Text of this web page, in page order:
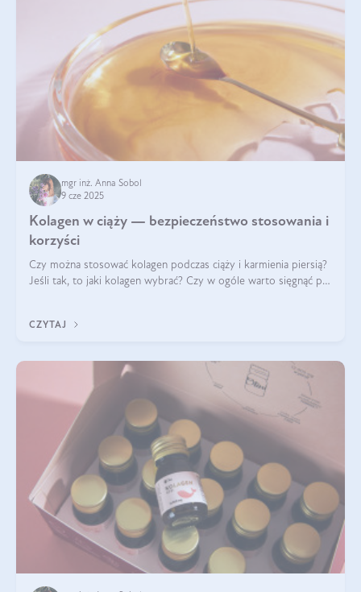
mgr inż. Anna Sobol
9 cze 2025
Kolagen w ciąży — bezpieczeństwo stosowania i
korzyści
Czy można stosować kolagen podczas ciąży i karmienia piersią?
Jeśli tak, to jaki kolagen wybrać? Czy w ogóle warto sięgnąć po
CZYTAJ